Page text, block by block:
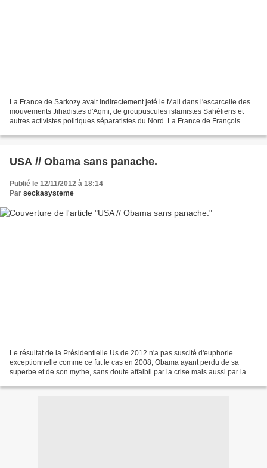
La France de Sarkozy avait indirectement jeté le Mali dans l'escarcelle des
mouvements Jihadistes d'Aqmi, de groupuscules islamistes Sahéliens et
autres activistes politiques séparatistes du Nord. La France de François
USA // Obama sans panache.
Publié le 12/11/2012 à 18:14
Par seckasysteme
Le résultat de la Présidentielle Us de 2012 n'a pas suscité d'euphorie
exceptionnelle comme ce fut le cas en 2008, Obama ayant perdu de sa
superbe et de son mythe, sans doute affaibli par la crise mais aussi par la